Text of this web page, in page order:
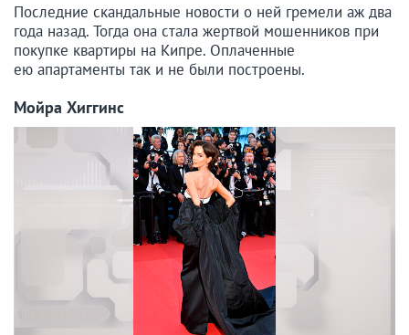
Последние скандальные новости о ней гремели аж два
года назад. Тогда она стала жертвой мошенников при
покупке квартиры на Кипре. Оплаченные
ею апартаменты так и не были построены.
Мойра Хиггинс